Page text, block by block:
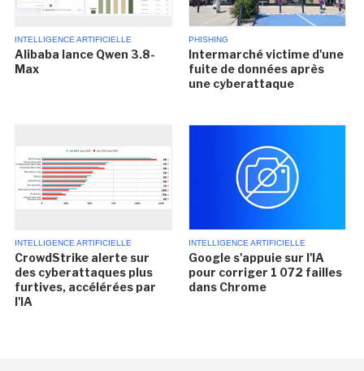
INTELLIGENCE ARTIFICIELLE
Alibaba lance Qwen 3.8-
Max
PHISHING
Intermarché victime d'une
fuite de données après
une cyberattaque
INTELLIGENCE ARTIFICIELLE
CrowdStrike alerte sur
des cyberattaques plus
furtives, accélérées par
l'IA
INTELLIGENCE ARTIFICIELLE
Google s'appuie sur l'IA
pour corriger 1 072 failles
dans Chrome